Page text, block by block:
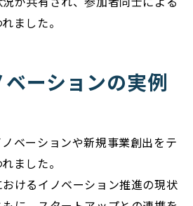
ました。
ーションの実例
ベーションや新規事業創出をテ
ました。
けるイノベーション推進の現状